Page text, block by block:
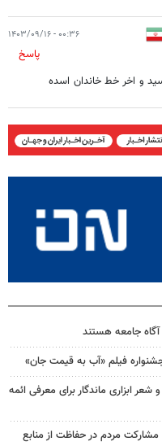
۰۰:۳۶ - ۱۴۰۳/۰۹/۱۶
پاسخ
و اخر خط خاندان اسده
آگاه جامعه هستند
فیلم «آب به قیمت جان»
ابزاری ماندگار برای معرفی ائمه
مشارکت مردم در حفاظت از منابع